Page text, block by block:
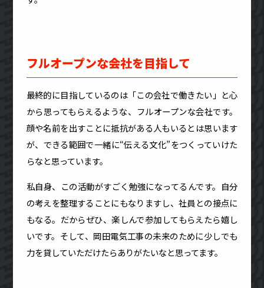
フルオープンな会社を目指して
最終的に目指しているのは「この会社で働きたい」と心
から思ってもらえるような、フルオープンな会社です。
顔や名前を出すことに抵抗がある人もいるとは思います
が、できる範囲で一緒に“伝える文化”をつくっていけた
らなと思っています。
私自身、この活動がすごく勉強になってるんです。自分
の考えを整理することにもなりますし、社員との接点に
もなる。だからぜひ、楽しんで参加してもらえたら嬉し
いです。そして、岡田電気工事の未来のために少しでも
力を貸していただけたらありがたいなと思ってます。